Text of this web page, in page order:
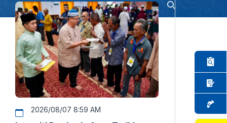
2026/08/07 8:59 AM